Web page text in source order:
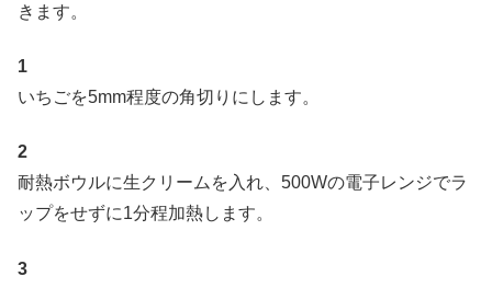
きます。
1
いちごを5mm程度の角切りにします。
2
耐熱ボウルに生クリームを入れ、500Wの電子レンジでラ
ップをせずに1分程加熱します。
3